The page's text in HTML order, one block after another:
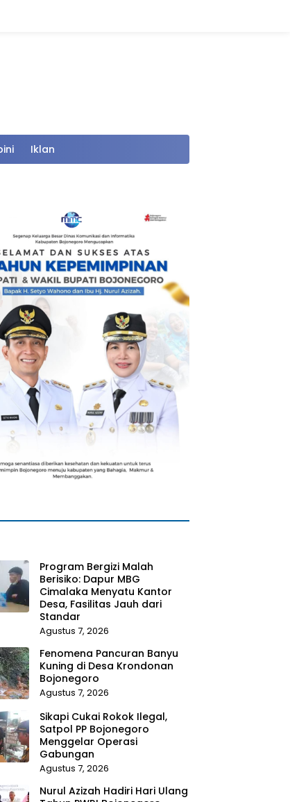
Iklan
Program Bergizi Malah
Berisiko: Dapur MBG
Cimalaka Menyatu Kantor
Desa, Fasilitas Jauh dari
Standar
Agustus 7, 2026
Fenomena Pancuran Banyu
Kuning di Desa Krondonan
Bojonegoro
Agustus 7, 2026
Sikapi Cukai Rokok Ilegal,
Satpol PP Bojonegoro
Menggelar Operasi
Gabungan
Agustus 7, 2026
Nurul Azizah Hadiri Hari Ulang